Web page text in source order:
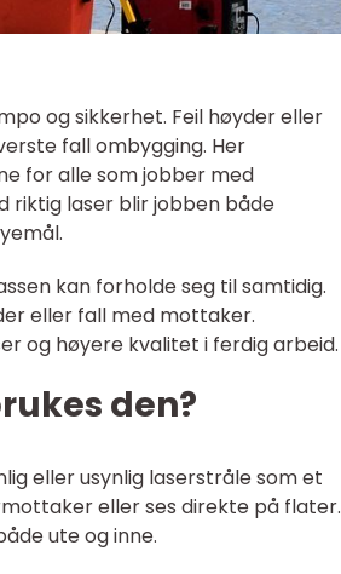
og sikkerhet. Feil høyder eller
fall ombygging. Her
for alle som jobber med
riktig laser blir jobben både
kan forholde seg til samtidig.
eller fall med mottaker.
og høyere kvalitet i ferdig arbeid.
den?
eller usynlig laserstråle som et
eller ses direkte på flater.
ute og inne.